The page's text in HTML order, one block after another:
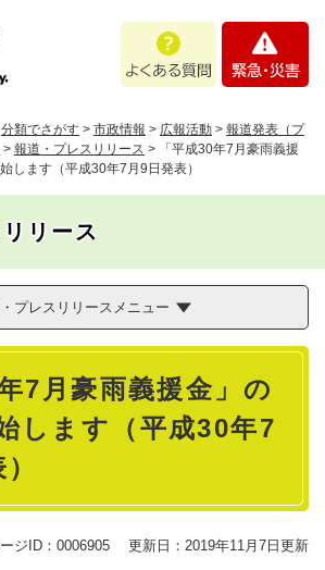
あ
問
・
分類でさがす > 市政情報 > 広報活動 > 報道発表（プ
> 報道・プレスリリース >
「平成30年7月豪雨義援
します（平成30年7月9日発表）
リース
プレスリリースメニュー
7月豪雨義援金」の
します（平成30年7
ジID：0006905 更新日：2019年11月7日更新